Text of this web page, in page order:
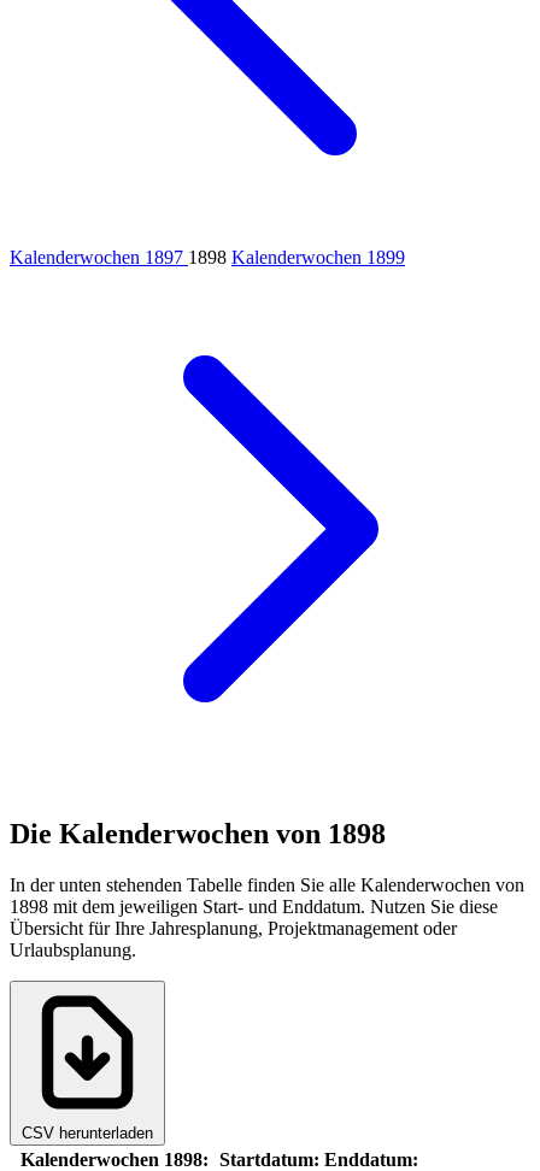
Kalenderwochen 1897 1898 Kalenderwochen 1899
Die Kalenderwochen von 1898
In der unten stehenden Tabelle finden Sie alle Kalenderwochen von
1898 mit dem jeweiligen Start- und Enddatum. Nutzen Sie diese
Übersicht für Ihre Jahresplanung, Projektmanagement oder
Urlaubsplanung.
CSV herunterladen
Kalenderwochen 1898: Startdatum: Enddatum: